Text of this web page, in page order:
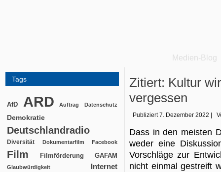
Medien-Blog
Tags
AfD ARD Auftrag Datenschutz
Demokratie
Deutschlandradio
Diversität Dokumentarfilm Facebook
Film Filmförderung GAFAM
Glaubwürdigkeit Internet
Zitiert: Kultur
vergessen
Publiziert 7. Dezember 2022
Dass in den meisten
weder eine
Vorschläge zur
nicht einmal gestreift